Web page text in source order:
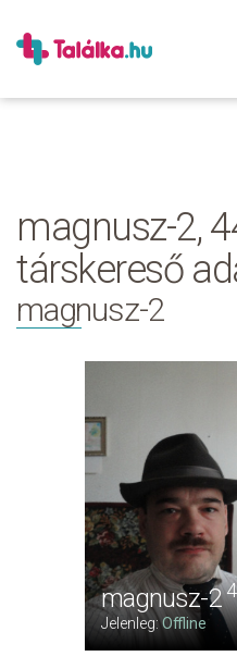
magnusz-2,
társkereső
magnusz-2
magnusz-2
Jelenleg:Offline